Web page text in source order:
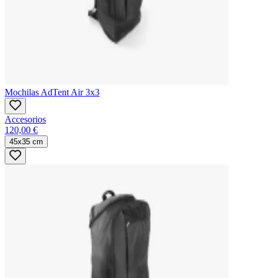
Mochilas AdTent Air 3x3
Accesorios
120,00 €
45x35 cm